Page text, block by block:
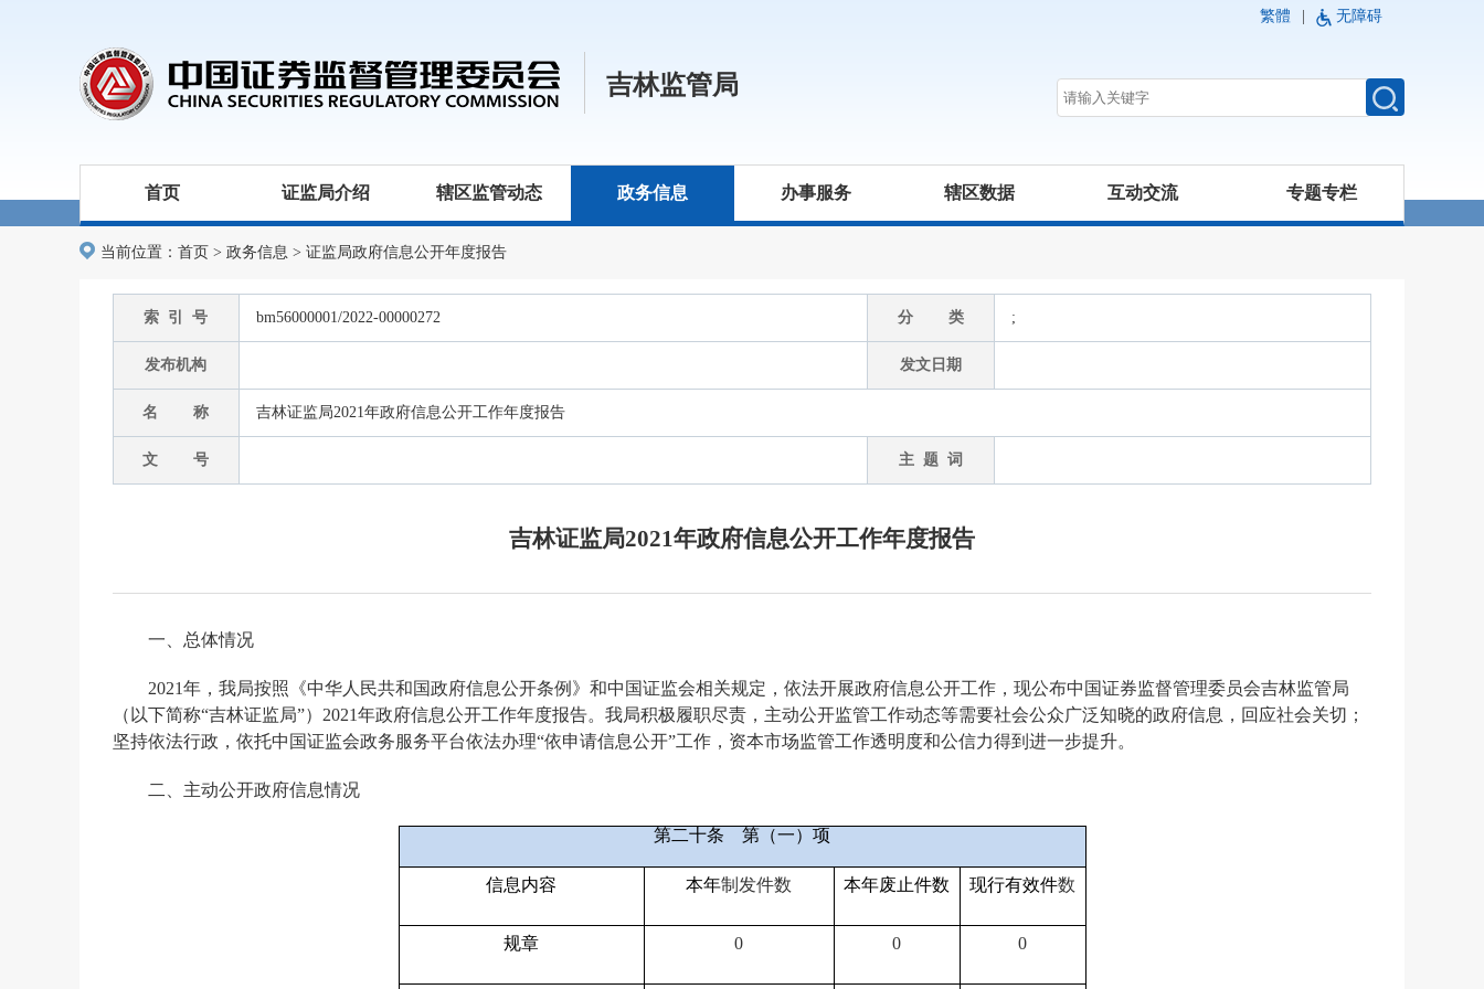
繁體 无障碍
吉林监管局
首页 证监局介绍 辖区监管动态 政务信息 办事服务 辖区数据 互动交流 专题专栏
当前位置： 首页 > 政务信息 > 证监局政府信息公开年度报告
索 引 号 bm56000001/2022-00000272 分 类 ;
发布机构 发文日期
名 称 吉林证监局2021年政府信息公开工作年度报告
文 号 主 题 词
吉林证监局2021年政府信息公开工作年度报告
一、总体情况
2021年，我局按照《中华人民共和国政府信息公开条例》和中国证监会相关规定，依法开展政府信息公开工作，现公布中国证券监督管理委员会吉林监管局
（以下简称“吉林证监局”）2021年政府信息公开工作年度报告。我局积极履职尽责，主动公开监管工作动态等需要社会公众广泛知晓的政府信息，回应社会关切；
坚持依法行政，依托中国证监会政务服务平台依法办理“依申请信息公开”工作，资本市场监管工作透明度和公信力得到进一步提升。
二、主动公开政府信息情况
第二十条 第（一）项
信息内容 本年制 发件数 本年废止件数 现行有效件数
规章 0 0 0